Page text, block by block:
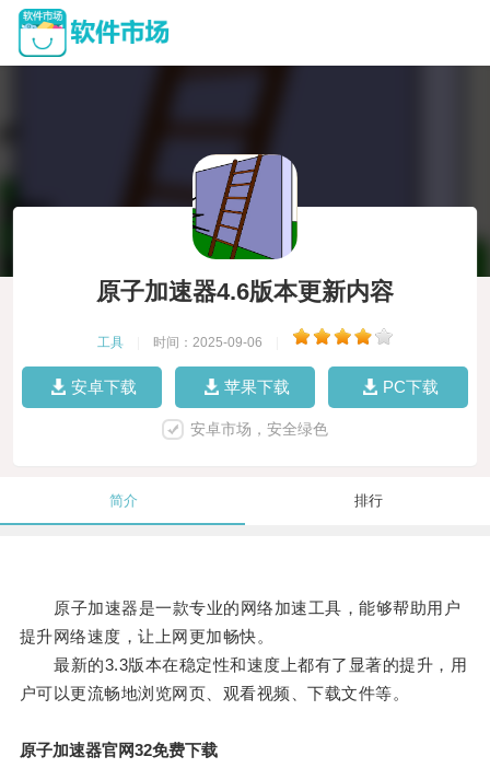
原子加速器4.6版本更新内容
工具 时间：2025-09-06
安卓下载 苹果下载 PC下载
安卓市场，安全绿色
简介 排行
原子加速器是一款专业的网络加速工具，能够帮助用户
提升网络速度，让上网更加畅快。
最新的3.3版本在稳定性和速度上都有了显著的提升，用
户可以更流畅地浏览网页、观看视频、下载文件等。
原子加速器官网32免费下载